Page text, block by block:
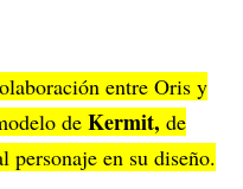
entre Oris y
de Kermit, de
personaje en su diseño.